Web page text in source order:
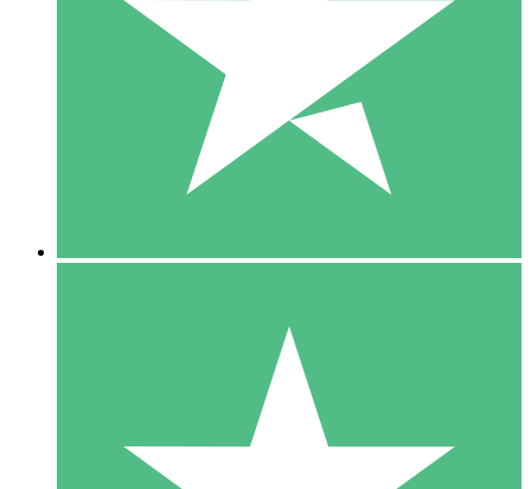
Paga a consumo con crediti di download. Nessun impegno
1 Download
10
US$1500
10 Download
20